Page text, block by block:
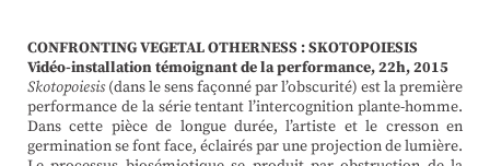
CONFRONTING VEGETAL OTHERNESS : SKOTOPOIESIS
Vidéo-installation témoignant de la performance, 22h, 2015
Skotopoiesis(dans le sens façonné par l’obscurité) est la première
performance de la série tentant l’intercognition plante-homme.
Dans cette pièce de longue durée, l’artiste et le cresson en
germination se font face, éclairés par une projection de lumière.